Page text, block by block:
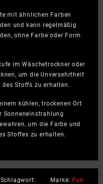
mit ähnlichen Farben
und kann regelmäßig
ohne Farbe oder Form
im Wäschetrockner oder
um die Unversehrtheit
des Stoffs zu erhalten.
kühlen, trockenen Ort
Sonneneinstrahlung
um die Farbe und
Stoffes zu erhalten.
Schlagwort:
Marke: Fun